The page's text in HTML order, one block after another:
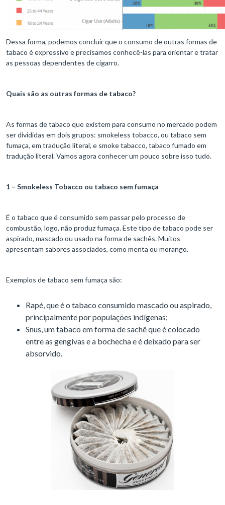
Dessa forma, podemos concluir que o consumo de outras formas de
tabaco é expressivo e precisamos conhecê-las para orientar e tratar
as pessoas dependentes de cigarro.
Quais são as outras formas de tabaco?
As formas de tabaco que existem para consumo no mercado podem
ser divididas em dois grupos: smokeless tobacco, ou tabaco sem
fumaça, em tradução literal, e smoke tabacco, tabaco fumado em
tradução literal. Vamos agora conhecer um pouco sobre isso tudo.
1 – Smokeless Tobacco ou tabaco sem fumaça
É o tabaco que é consumido sem passar pelo processo de
combustão, logo, não produz fumaça. Este tipo de tabaco pode ser
aspirado, mascado ou usado na forma de sachês. Muitos
apresentam sabores associados, como menta ou morango.
Exemplos de tabaco sem fumaça são:
Rapé, que é o tabaco consumido mascado ou aspirado,
principalmente por populações indígenas;
Snus, um tabaco em forma de sachê que é colocado
entre as gengivas e a bochecha e é deixado para ser
absorvido.